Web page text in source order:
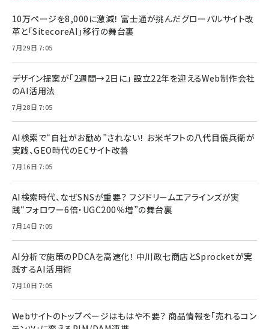
10万ページを8,000に激減！ 富士通が挑んだグローバルサイト改
革と「SitecoreAI」移行の舞台裏
7月29日 7:05
デザイン提案が「2週間→2日に」 設立22年を迎えるWeb制作会社
のAI活用法
7月28日 7:05
AI検索で“自社がお勧め”されない！ お米ギフトの八代目儀兵衛が
実践、GEO時代のECサイト改善
7月16日 7:05
AI検索時代、なぜSNSが重要？ フジドリームエアラインズが実
践“フォロワー6倍・UGC200％増”の舞台裏
7月14日 7:05
AI分析で施策のPDCAを高速化！ 中川政七商店とSprocketが実
践するAI活用術
7月10日 7:05
Webサイトのトップページはもはや不要？ 商品情報を「売れるコン